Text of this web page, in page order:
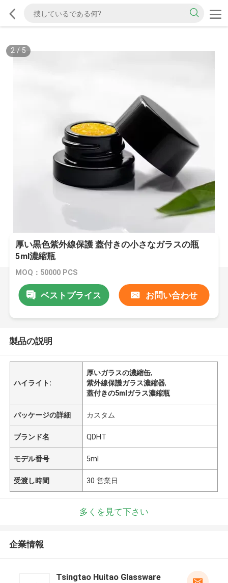
2/ 5
厚い黒色紫外線保護 蓋付きの小さなガラスの瓶
5ml濃縮瓶
MOQ：50000 PCS
ベストプライス お問い合わせ
製品の説明
ハイライト:
厚いガラスの濃縮缶,
紫外線保護ガラス濃縮器,
蓋付きの5mlガラス濃縮瓶
パッケージの詳細 カスタム
ブランド名 QDHT
モデル番号 5ml
受渡し時間 30 営業日
多くを見て下さい
企業情報
Tsingtao Huitao Glassware